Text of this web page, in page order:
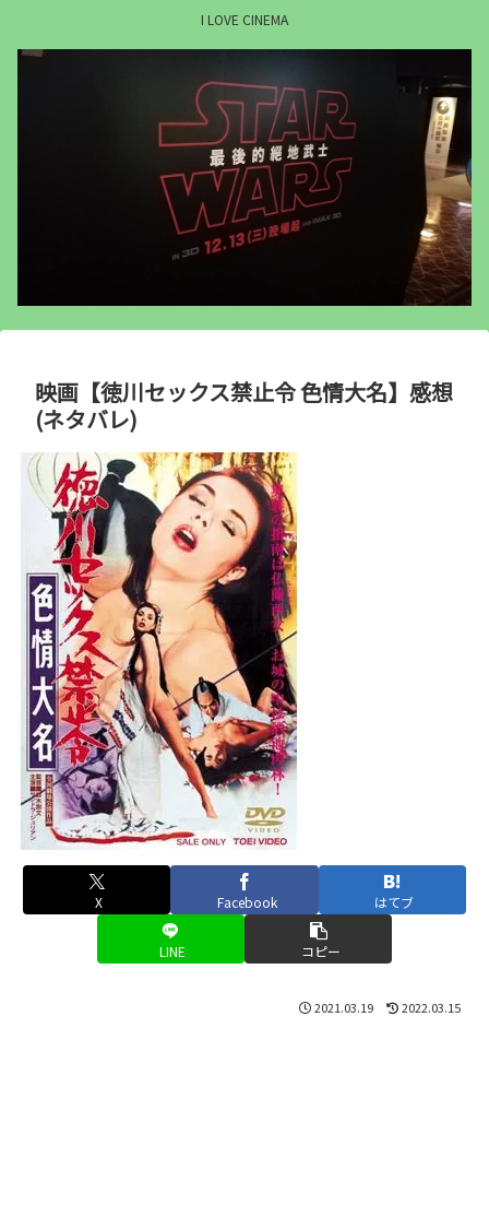
I LOVE CINEMA
映画【徳川セックス禁止令 色情大名】感想
(ネタバレ)
X Facebook はてブ
LINE コピー
2021.03.19 2022.03.15